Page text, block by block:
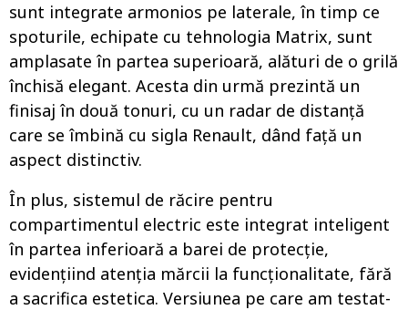
sunt integrate armonios pe laterale, în timp ce
spoturile, echipate cu tehnologia Matrix, sunt
amplasate în partea superioară, alături de o grilă
închisă elegant. Acesta din urmă prezintă un
finisaj în două tonuri, cu un radar de distanță
care se îmbină cu sigla Renault, dând față un
aspect distinctiv.
În plus, sistemul de răcire pentru
compartimentul electric este integrat inteligent
în partea inferioară a barei de protecție,
evidențiind atenția mărcii la funcționalitate, fără
a sacrifica estetica. Versiunea pe care am testat-